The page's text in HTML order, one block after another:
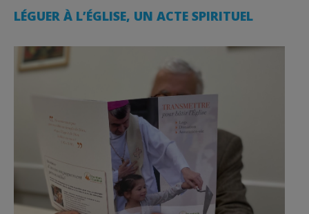
LÉGUER À L’ÉGLISE, UN ACTE SPIRITUEL